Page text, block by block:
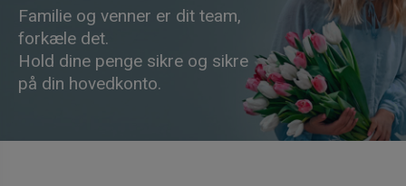
Familie og venner er dit team,
forkæle det.
Hold dine penge sikre og sikre
på din hovedkonto.